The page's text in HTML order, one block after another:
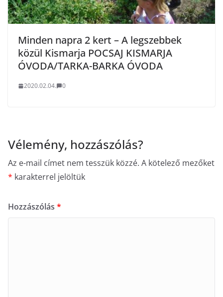
Minden napra 2 kert – A legszebbek
közül Kismarja POCSAJ KISMARJA
ÓVODA/TARKA-BARKA ÓVODA
2020.02.04. 0
Vélemény, hozzászólás?
Az e-mail címet nem tesszük közzé. A kötelező mezőket
* karakterrel jelöltük
Hozzászólás *